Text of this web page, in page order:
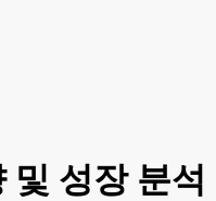
성장 분석